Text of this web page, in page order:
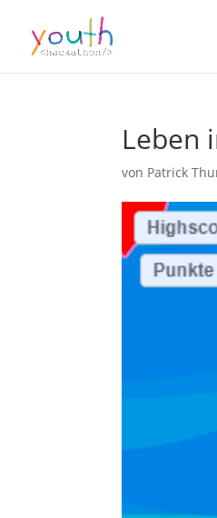
Leben
von Patrick